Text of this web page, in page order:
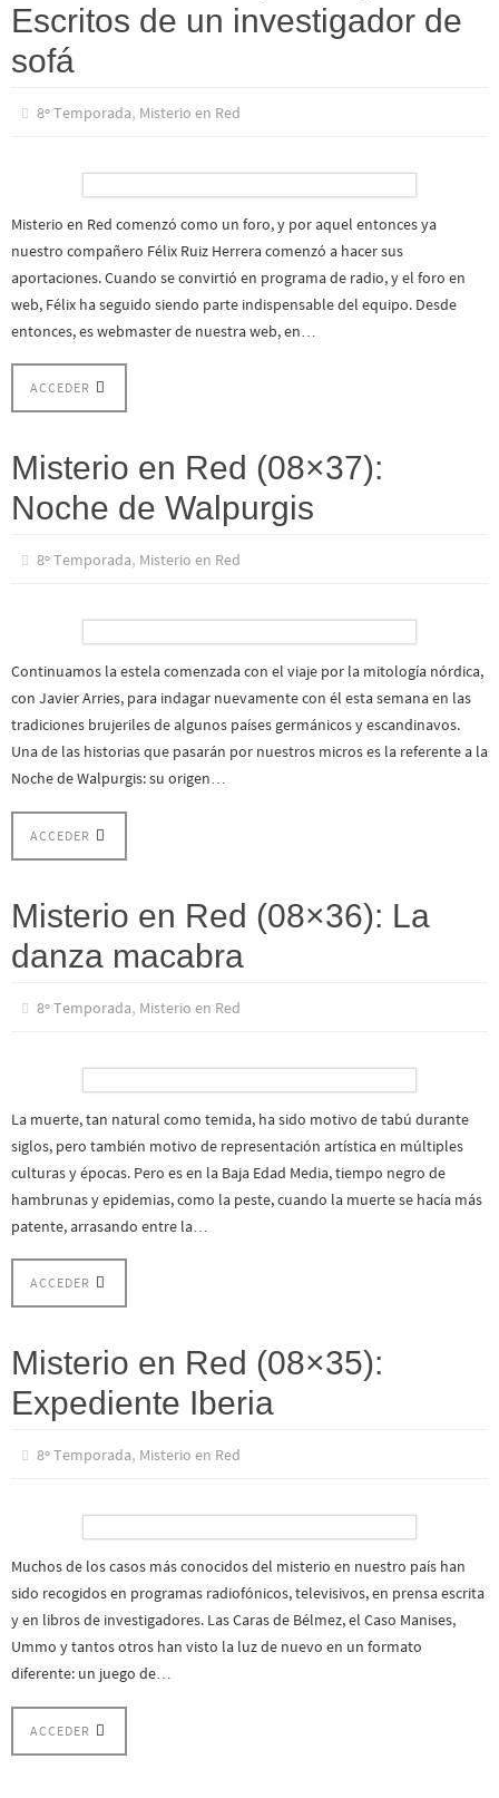
Escritos de un investigador de
sofá
8º Temporada, Misterio en Red
Misterio en Red comenzó como un foro, y por aquel entonces ya
nuestro compañero Félix Ruiz Herrera comenzó a hacer sus
aportaciones. Cuando se convirtió en programa de radio, y el foro en
web, Félix ha seguido siendo parte indispensable del equipo. Desde
entonces, es webmaster de nuestra web, en…
ACCEDER
Misterio en Red (08×37):
Noche de Walpurgis
8º Temporada, Misterio en Red
Continuamos la estela comenzada con el viaje por la mitología nórdica,
con Javier Arries, para indagar nuevamente con él esta semana en las
tradiciones brujeriles de algunos países germánicos y escandinavos.
Una de las historias que pasarán por nuestros micros es la referente a la
Noche de Walpurgis: su origen…
ACCEDER
Misterio en Red (08×36): La
danza macabra
8º Temporada, Misterio en Red
La muerte, tan natural como temida, ha sido motivo de tabú durante
siglos, pero también motivo de representación artística en múltiples
culturas y épocas. Pero es en la Baja Edad Media, tiempo negro de
hambrunas y epidemias, como la peste, cuando la muerte se hacía más
patente, arrasando entre la…
ACCEDER
Misterio en Red (08×35):
Expediente Iberia
8º Temporada, Misterio en Red
Muchos de los casos más conocidos del misterio en nuestro país han
sido recogidos en programas radiofónicos, televisivos, en prensa escrita
y en libros de investigadores. Las Caras de Bélmez, el Caso Manises,
Ummo y tantos otros han visto la luz de nuevo en un formato
diferente: un juego de…
ACCEDER